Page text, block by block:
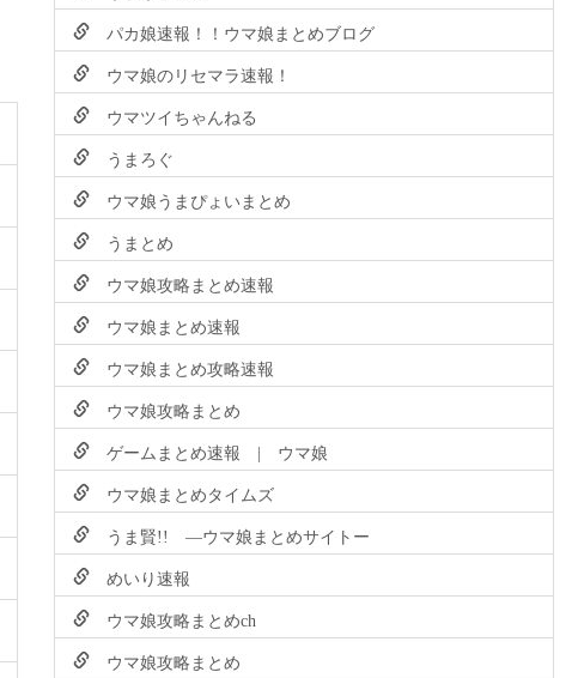
パカ娘速報！！ウマ娘まとめブログ
ウマ娘のリセマラ速報！
ウマツイちゃんねる
うまろぐ
ウマ娘うまぴょいまとめ
うまとめ
ウマ娘攻略まとめ速報
ウマ娘まとめ速報
ウマ娘まとめ攻略速報
ウマ娘攻略まとめ
ゲームまとめ速報 | ウマ娘
ウマ娘まとめタイムズ
うま賢!! ―ウマ娘まとめサイトー
めいり速報
ウマ娘攻略まとめch
ウマ娘攻略まとめ